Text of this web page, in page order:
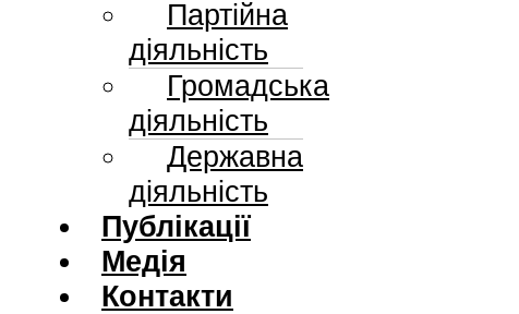
Партійна
діяльність
Громадська
діяльність
Державна
діяльність
Публікації
Медія
Контакти